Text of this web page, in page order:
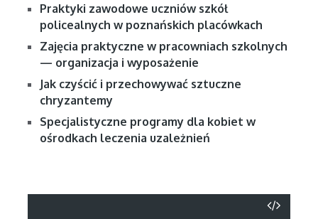
Praktyki zawodowe uczniów szkół
policealnych w poznańskich placówkach
Zajęcia praktyczne w pracowniach szkolnych
— organizacja i wyposażenie
Jak czyścić i przechowywać sztuczne
chryzantemy
Specjalistyczne programy dla kobiet w
ośrodkach leczenia uzależnień